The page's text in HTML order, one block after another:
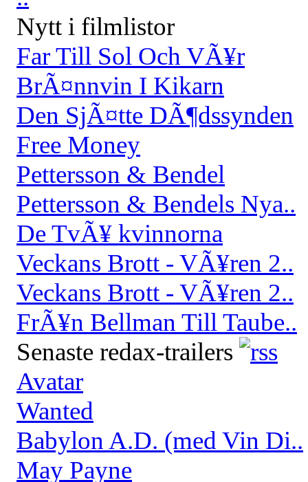
Nytt i filmlistor
Far Till Sol Och VÃ¥r
BrÃ¤nnvin I Kikarn
Den SjÃ¤tte DÃ¶dssynden
Free Money
Pettersson & Bendel
Pettersson & Bendels Nya..
De TvÃ¥ kvinnorna
Veckans Brott - VÃ¥ren 2..
Veckans Brott - VÃ¥ren 2..
FrÃ¥n Bellman Till Taube..
Senaste redax-trailers
Avatar
Wanted
Babylon A.D. (med Vin Di..
May Payne